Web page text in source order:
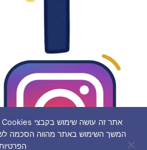
המשך השימוש באתר מהווה הסכמה